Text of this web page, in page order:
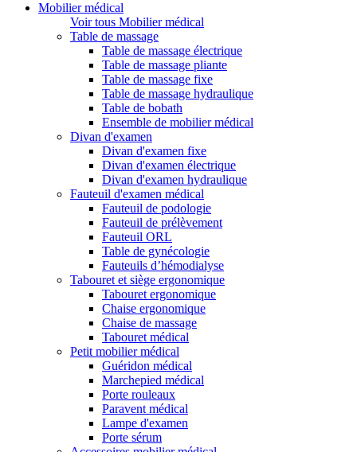
Mobilier médical
Voir tous Mobilier médical
Table de massage
Table de massage électrique
Table de massage pliante
Table de massage fixe
Table de massage hydraulique
Table de bobath
Ensemble de mobilier médical
Divan d'examen
Divan d'examen fixe
Divan d'examen électrique
Divan d'examen hydraulique
Fauteuil d'examen médical
Fauteuil de podologie
Fauteuil de prélèvement
Fauteuil ORL
Table de gynécologie
Fauteuils d’hémodialyse
Tabouret et siège ergonomique
Tabouret ergonomique
Chaise ergonomique
Chaise de massage
Tabouret médical
Petit mobilier médical
Guéridon médical
Marchepied médical
Porte rouleaux
Paravent médical
Lampe d'examen
Porte sérum